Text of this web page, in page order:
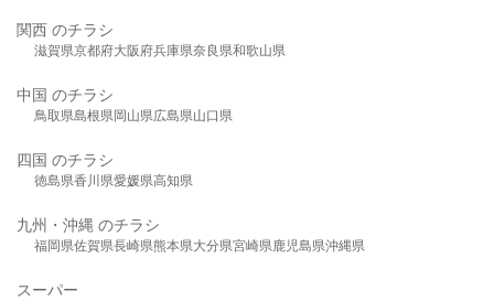
関西 のチラシ
滋賀県京都府大阪府兵庫県奈良県和歌山県
中国 のチラシ
鳥取県島根県岡山県広島県山口県
四国 のチラシ
徳島県香川県愛媛県高知県
九州・沖縄 のチラシ
福岡県佐賀県長崎県熊本県大分県宮崎県鹿児島県沖縄県
スーパー